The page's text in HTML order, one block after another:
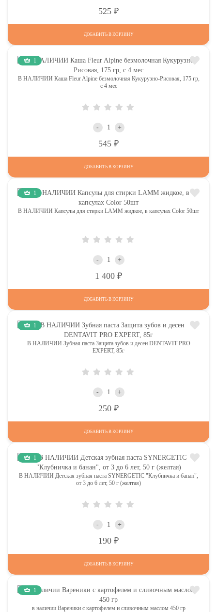
525
ДОБАВИТЬ В КОРЗИНУ
1
В НАЛИЧИИ Каша Fleur Alpine безмолочная Кукурузно-Рисовая, 175 гр,
с 4 мес
- +
545
ДОБАВИТЬ В КОРЗИНУ
1
В НАЛИЧИИ Капсулы для стирки LAMM жидкое, в капсулах Color 50шт
- +
1 400
ДОБАВИТЬ В КОРЗИНУ
1
В НАЛИЧИИ Зубная паста Защита зубов и десен DENTAVIT PRO
EXPERT, 85г
- +
250
ДОБАВИТЬ В КОРЗИНУ
1
В НАЛИЧИИ Детская зубная паста SYNERGETIC "Клубничка и банан",
от 3 до 6 лет, 50 г (желтая)
- +
190
ДОБАВИТЬ В КОРЗИНУ
1
в наличии Вареники с картофелем и сливочным маслом 450 гр